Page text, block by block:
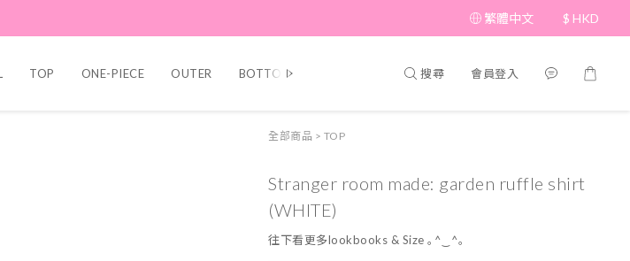
繁體中文 $ HKD
TOP ONE-PIECE OUTER BOTTOM Beauty SHOES&BAG
搜尋 會員登入
全部商品 > TOP
Stranger room made: garden ruffle shirt
(WHITE)
往下看更多lookbooks & Size ｡^‿^｡